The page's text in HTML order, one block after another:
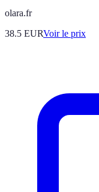
olara.fr
38.5 EURVoir le prix